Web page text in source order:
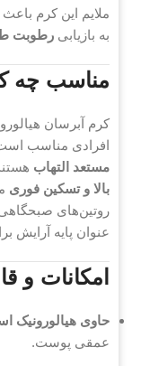
ملایم این کرم باعث
به بازیابی رطوبت
مناسب چه
کرم آبرسان
افرادی مناسب
مستعد التهاب
بالا و تسکین فوری
روتین‌های صبحگاهی
عنوان پایه
امکانات و
حاوی هیالورونیک
عمقی پوست.